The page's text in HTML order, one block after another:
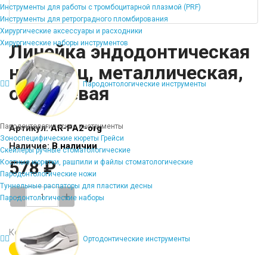
Инструменты для работы с тромбоцитарной плазмой (PRF)
Инструменты для ретроградного пломбирования
Хирургические аксессуары и расходники
Хирургические наборы инструментов
Пародонтологические инструменты
Пародонтологические инструменты
Зоноспецифические кюреты Грейси
Скейлеры ручные стоматологические
Костные кюретки, рашпили и файлы стоматологические
Пародонтологические ножи
Туннельные распаторы для пластики десны
Пародонтологические наборы
Ортодонтические инструменты
Линейка эндодонтическая
на палец, металлическая,
оранжевая
Артикул:AR-PA2-org
Наличие:В наличии
578 ₽
- +
Количество
1 шт.